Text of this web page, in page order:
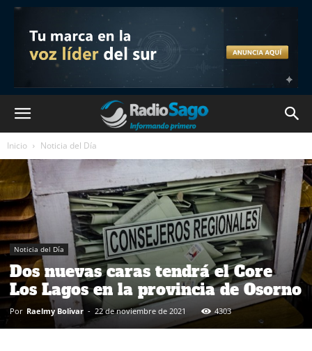
Inicio Noticia del Día
Noticia del Día
Dos nuevas caras tendrá el Core
Los Lagos en la provincia de Osorno
Por Raelmy Bolivar - 22 de noviembre de 2021 4303